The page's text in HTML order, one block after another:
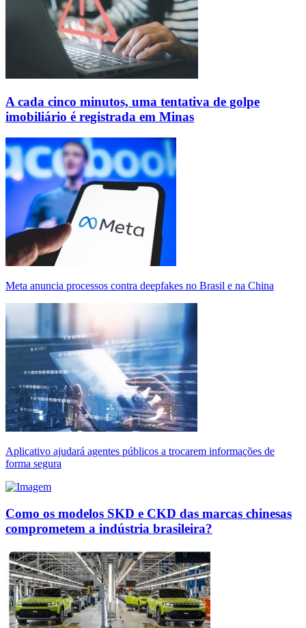
A cada cinco minutos, uma tentativa de golpe
imobiliário é registrada em Minas
Meta anuncia processos contra deepfakes no Brasil e na China
Aplicativo ajudará agentes públicos a trocarem informações de
forma segura
Como os modelos SKD e CKD das marcas chinesas
comprometem a indústria brasileira?